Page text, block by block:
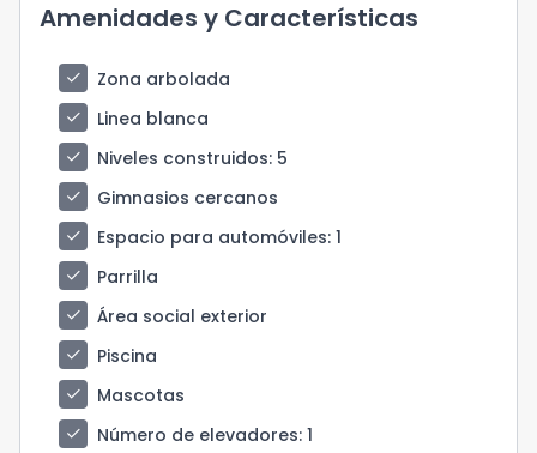
Amenidades y Características
check
Zona arbolada
check
Linea blanca
check
Niveles construidos: 5
check
Gimnasios cercanos
check
Espacio para automóviles: 1
check
Parrilla
check
Área social exterior
check
Piscina
check
Mascotas
check
Número de elevadores: 1